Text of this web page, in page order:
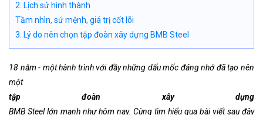
2. Lịch sử hình thành
Tầm nhìn, sứ mệnh, giá trị cốt lõi
3. Lý do nên chọn tập đoàn xây dựng BMB Steel
18 năm - một hành trình với đầy những dấu mốc đáng nhớ đã tạo nên
một
tập đoàn xây dựng
BMB Steel lớn mạnh như hôm nay. Cùng tìm hiểu qua bài viết sau đây